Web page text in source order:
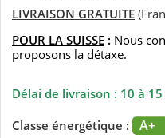
LIVRAISON GRATUITE
POUR LA SUISSE : Nous
proposons la détaxe.
Délai de livraison : 10 à
Classe énergétique :
A+